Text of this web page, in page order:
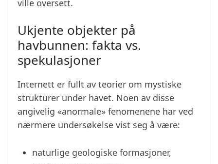
ville oversett.
Ukjente objekter på
havbunnen: fakta vs.
spekulasjoner
Internett er fullt av teorier om mystiske
strukturer under havet. Noen av disse
angivelig «anormale» fenomenene har ved
nærmere undersøkelse vist seg å være:
naturlige geologiske formasjoner,